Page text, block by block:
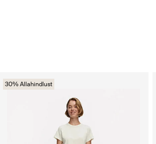
30% Allahindlust